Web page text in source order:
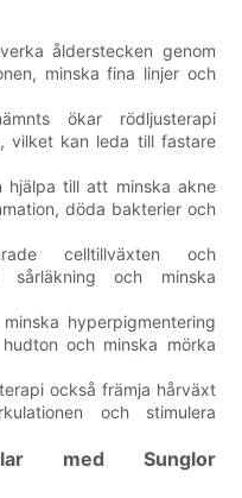
ålderstecken genom
minska fina linjer och
ökar rödljusterapi
vilket kan leda till fastare
hjälpa till att minska akne
döda bakterier och
celltillväxten och
sårläkning och minska
hyperpigmentering
och minska mörka
också främja hårväxt
och stimulera
med Sunglor